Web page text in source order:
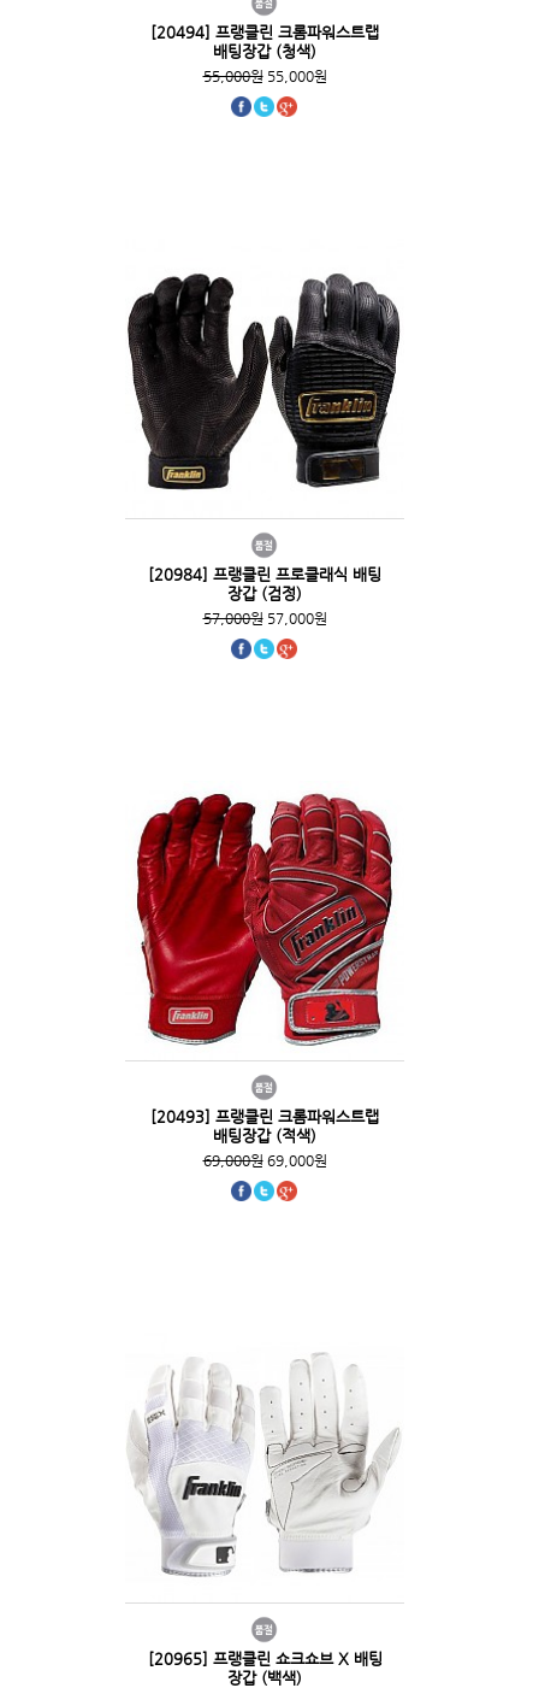
[20494] 프랭클린 크롬파워스트랩
배팅장갑 (청색)
55,000원55,000원
[20984] 프랭클린 프로클래식 배팅
장갑 (검정)
57,000원57,000원
[20493] 프랭클린 크롬파워스트랩
배팅장갑 (적색)
69,000원69,000원
[20965] 프랭클린 쇼크쇼브 X 배팅
장갑 (백색)